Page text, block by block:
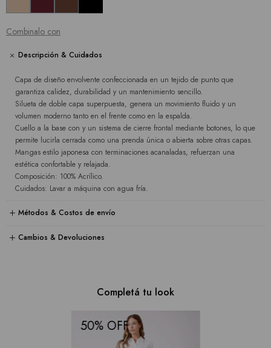
Combinalo con
Descripción & Cuidados
Capa de diseño envolvente confeccionada en un tejido de punto que
garantiza calidez, durabilidad y un mantenimiento sencillo.
Silueta de doble capa superpuesta, genera un movimiento fluido y un
volumen moderno tanto en el frente como en la espalda.
Cuello a la base con y un sistema de cierre frontal mediante botones, lo que
permite lucirla cerrada como una prenda única o abierta sobre otras capas.
Mangas estilo japonesa con terminaciones acanaladas, refuerzan una
estética confortable y relajada.
Composición: 100% Acrílico.
Cuidados: Lavar a máquina con agua fría.
Métodos & Costos de envío
Cambios & Devoluciones
Completá tu look
50